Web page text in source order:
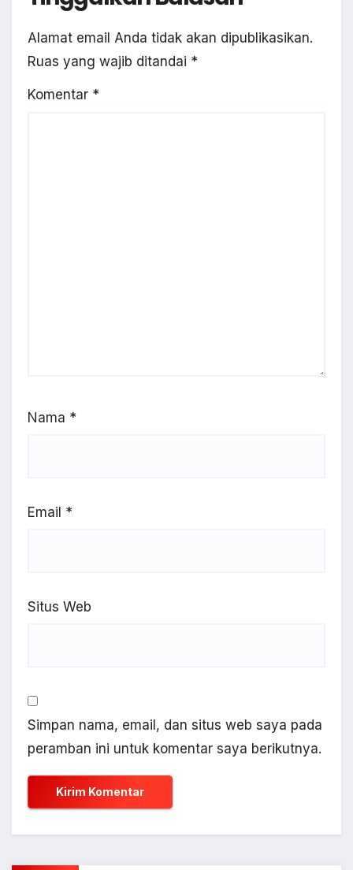
Alamat email Anda tidak akan dipublikasikan.
Ruas yang wajib ditandai *
Komentar *
Nama *
Email *
Situs Web
Simpan nama, email, dan situs web saya pada
peramban ini untuk komentar saya berikutnya.